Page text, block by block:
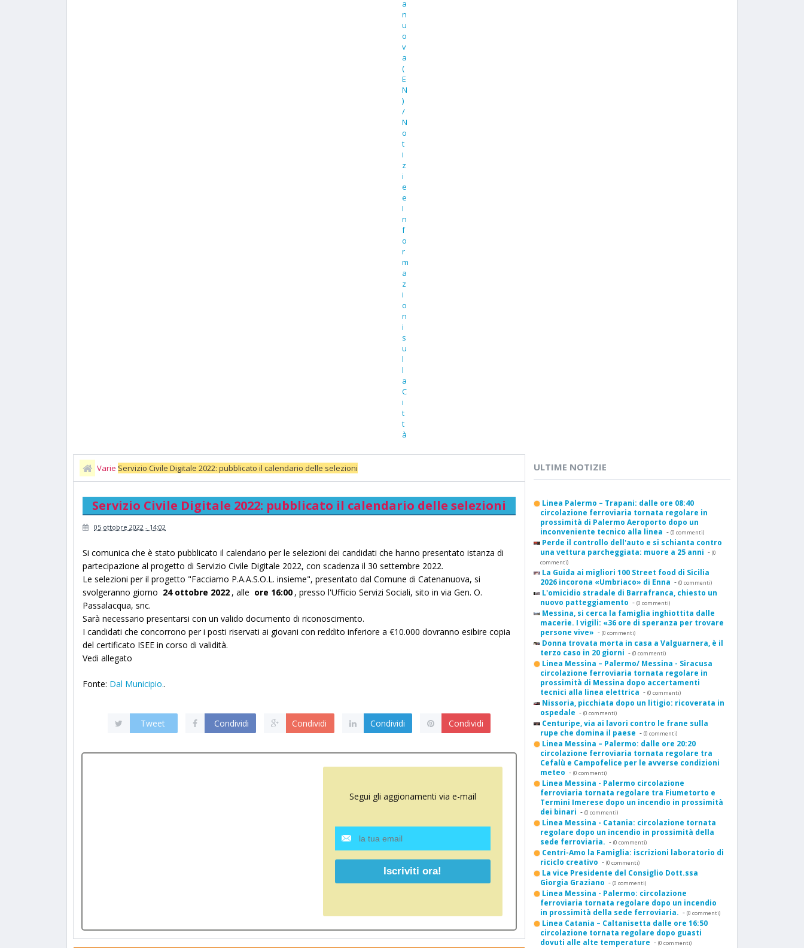
Varie Servizio Civile Digitale 2022: pubblicato il calendario delle selezioni
Servizio Civile Digitale 2022: pubblicato il calendario delle selezioni
05 ottobre 2022 - 14:02
Si comunica che è stato pubblicato il calendario per le selezioni dei candidati che hanno presentato istanza di
partecipazione al progetto di Servizio Civile Digitale 2022, con scadenza il 30 settembre 2022.
Le selezioni per il progetto "Facciamo P.A.A.S.O.L. insieme", presentato dal Comune di Catenanuova, si
svolgeranno giorno 24 ottobre 2022 , alle ore 16:00 , presso l'Ufficio Servizi Sociali, sito in via Gen. O.
Passalacqua, snc.
Sarà necessario presentarsi con un valido documento di riconoscimento.
I candidati che concorrono per i posti riservati ai giovani con reddito inferiore a €10.000 dovranno esibire copia
del certificato ISEE in corso di validità.
Vedi allegato
Fonte: Dal Municipio..
Tweet Condividi Condividi Condividi Condividi
Segui gli aggionamenti via e-mail
ULTIME NOTIZIE
Linea Palermo – Trapani: dalle ore 08:40
circolazione ferroviaria tornata regolare in
prossimità di Palermo Aeroporto dopo un
inconveniente tecnico alla linea - (0 commenti)
Perde il controllo dell'auto e si schianta contro
una vettura parcheggiata: muore a 25 anni - (0
commenti)
La Guida ai migliori 100 Street food di Sicilia
2026 incorona «Umbriaco» di Enna - (0 commenti)
L'omicidio stradale di Barrafranca, chiesto un
nuovo patteggiamento - (0 commenti)
Messina, si cerca la famiglia inghiottita dalle
macerie. I vigili: «36 ore di speranza per trovare
persone vive» - (0 commenti)
Donna trovata morta in casa a Valguarnera, è il
terzo caso in 20 giorni - (0 commenti)
Linea Messina – Palermo/ Messina - Siracusa
circolazione ferroviaria tornata regolare in
prossimità di Messina dopo accertamenti
tecnici alla linea elettrica - (0 commenti)
Nissoria, picchiata dopo un litigio: ricoverata in
ospedale - (0 commenti)
Centuripe, via ai lavori contro le frane sulla
rupe che domina il paese - (0 commenti)
Linea Messina – Palermo: dalle ore 20:20
circolazione ferroviaria tornata regolare tra
Cefalù e Campofelice per le avverse condizioni
meteo - (0 commenti)
Linea Messina - Palermo circolazione
ferroviaria tornata regolare tra Fiumetorto e
Termini Imerese dopo un incendio in prossimità
dei binari - (0 commenti)
Linea Messina - Catania: circolazione tornata
regolare dopo un incendio in prossimità della
sede ferroviaria. - (0 commenti)
Centri-Amo la Famiglia: iscrizioni laboratorio di
riciclo creativo - (0 commenti)
La vice Presidente del Consiglio Dott.ssa
Giorgia Graziano - (0 commenti)
Linea Messina - Palermo: circolazione
ferroviaria tornata regolare dopo un incendio
in prossimità della sede ferroviaria. - (0 commenti)
Linea Catania – Caltanisetta dalle ore 16:50
circolazione tornata regolare dopo guasti
dovuti alle alte temperature - (0 commenti)